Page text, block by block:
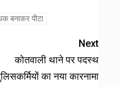
बनाकर पीटा
Next
कोतवाली थाने पर पदस्थ
का नया कारनामा